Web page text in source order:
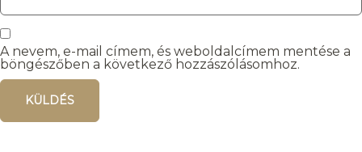
A nevem, e-mail címem, és weboldalcímem mentése a
böngészőben a következő hozzászólásomhoz.